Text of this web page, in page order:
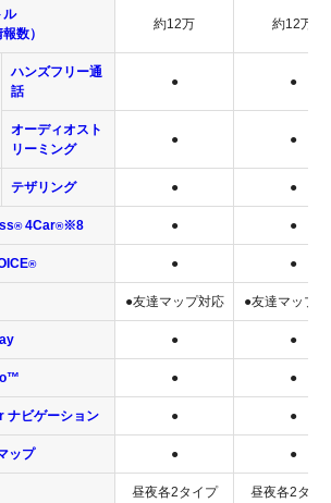
ル
数）
約12万 約12万
ハンズフリー通
話
● ●
オーディオスト
リーミング
● ●
テザリング ● ●
®4Car®※8 ● ●
® ● ●
●友達マップ対応 ●友達マップ
● ●
● ●
ナビゲーション ● ●
ップ ● ●
昼夜各2タイプ 昼夜各2タイ